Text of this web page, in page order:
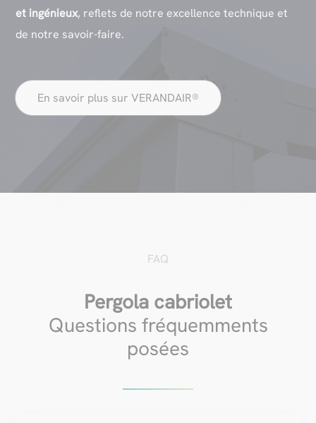
et ingénieux, reflets de notre excellence technique et
de notre savoir-faire.
En savoir plus sur VERANDAIR®
FAQ
Pergola cabriolet
Questions fréquemments
posées